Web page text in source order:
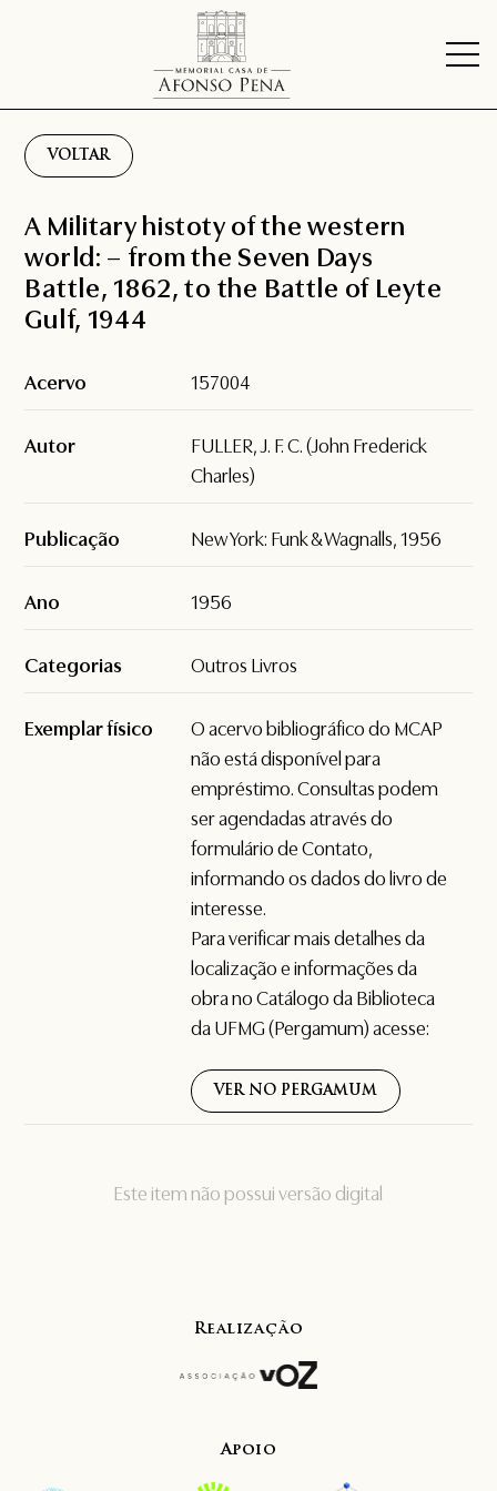
VOLTAR
Este item não possui versão digital
A Military histoty of the western
world: – from the Seven Days
Battle, 1862, to the Battle of Leyte
Gulf, 1944
Acervo 157004
Autor
FULLER, J. F. C. (John Frederick
Charles)
Publicação New York: Funk & Wagnalls, 1956
Ano 1956
Categorias Outros Livros
Exemplar físico
O acervo bibliográfico do MCAP
não está disponível para
empréstimo. Consultas podem
ser agendadas através do
formulário deContato,
informando os dados do livro de
interesse.
Para verificar mais detalhes da
localização e informações da
obra no Catálogo da Biblioteca
da UFMG (Pergamum) acesse:
VER NO PERGAMUM
Realização
Apoio